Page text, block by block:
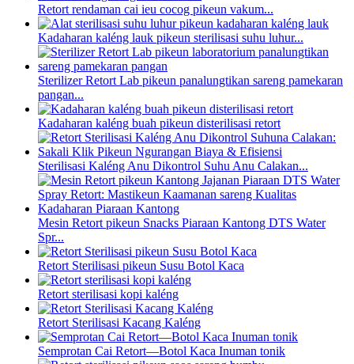
Retort rendaman cai ieu cocog pikeun vakum...
Kadaharan kaléng lauk pikeun sterilisasi suhu luhur...
Sterilizer Retort Lab pikeun panalungtikan sareng pamekaran
pangan...
Kadaharan kaléng buah pikeun disterilisasi retort
Sterilisasi Kaléng Anu Dikontrol Suhu Anu Calakan...
Mesin Retort pikeun Snacks Piaraan Kantong DTS Water
Spr...
Retort Sterilisasi pikeun Susu Botol Kaca
Retort sterilisasi kopi kaléng
Retort Sterilisasi Kacang Kaléng
Semprotan Cai Retort—Botol Kaca Inuman tonik